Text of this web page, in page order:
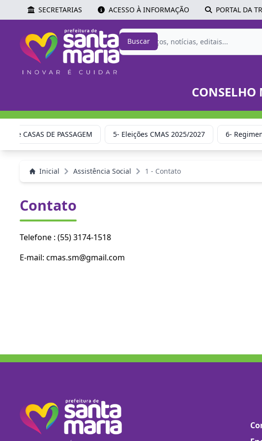
SECRETARIAS ACESSO À INFORMAÇÃO PORTAL DA
Buscar
CONSELHO
e CASAS DE PASSAGEM 5- Eleições CMAS 2025/2027 6-
Inicial Assistência Social 1 - Contato
Contato
Telefone : (55) 3174-1518
E-mail: cmas.sm@gmail.com